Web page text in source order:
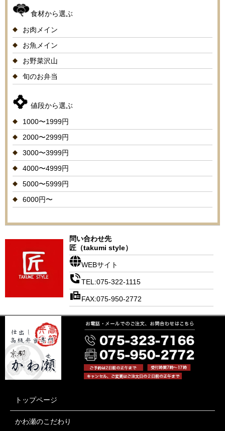
食材から選ぶ
お肉メイン
お魚メイン
お野菜沢山
旬のお弁当
値段から選ぶ
1000〜1999円
2000〜2999円
3000〜3999円
4000〜4999円
5000〜5999円
6000円〜
問い合わせ先
匠（takumi style）
WEBサイト
TEL:075-322-1115
FAX:075-950-2772
トップページ
かわ瀬のこだわり